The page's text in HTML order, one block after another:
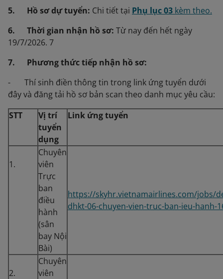
5. Hồ sơ dự tuyển: Chi tiết tại Phụ lục 03 kèm theo.
6. Thời gian nhận hồ sơ: Từ nay đến hết ngày
19/7/2026. 7
7. Phương thức tiếp nhận hồ sơ:
- Thí sinh điền thông tin trong link ứng tuyển dưới
đây và đăng tải hồ sơ bản scan theo danh mục yêu cầu:
STT
Vị trí
tuyển
dụng
Link ứng tuyển
1.
Chuyên
viên
Trực
ban
điều
hành
(sân
bay Nội
Bài)
https://skyhr.vietnamairlines.com/jobs/
dhkt-06-chuyen-vien-truc-ban-ieu-hanh-
2.
Chuyên
viên